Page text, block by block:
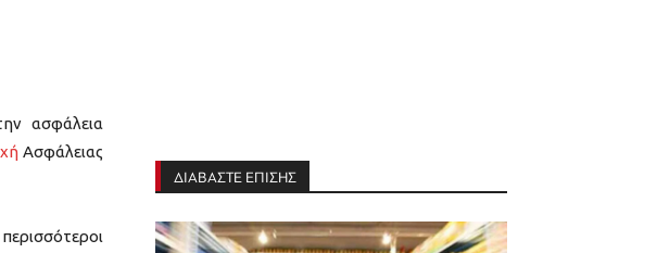
ασφάλεια
Ασφάλειας
ΔΙΑΒΑΣΤΕ ΕΠΙΣΗΣ